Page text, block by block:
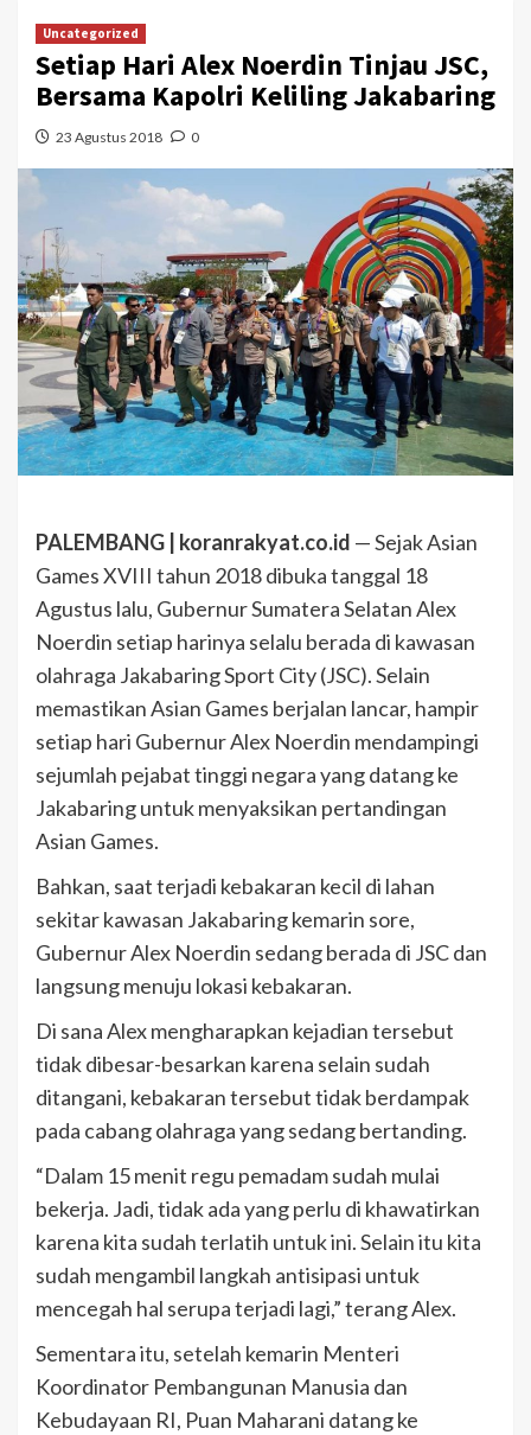
Uncategorized
Setiap Hari Alex Noerdin Tinjau JSC,
Bersama Kapolri Keliling Jakabaring
23 Agustus 2018 0
PALEMBANG | koranrakyat.co.id — Sejak Asian
Games XVIII tahun 2018 dibuka tanggal 18
Agustus lalu, Gubernur Sumatera Selatan Alex
Noerdin setiap harinya selalu berada di kawasan
olahraga Jakabaring Sport City (JSC). Selain
memastikan Asian Games berjalan lancar, hampir
setiap hari Gubernur Alex Noerdin mendampingi
sejumlah pejabat tinggi negara yang datang ke
Jakabaring untuk menyaksikan pertandingan
Asian Games.
Bahkan, saat terjadi kebakaran kecil di lahan
sekitar kawasan Jakabaring kemarin sore,
Gubernur Alex Noerdin sedang berada di JSC dan
langsung menuju lokasi kebakaran.
Di sana Alex mengharapkan kejadian tersebut
tidak dibesar-besarkan karena selain sudah
ditangani, kebakaran tersebut tidak berdampak
pada cabang olahraga yang sedang bertanding.
“Dalam 15 menit regu pemadam sudah mulai
bekerja. Jadi, tidak ada yang perlu di khawatirkan
karena kita sudah terlatih untuk ini. Selain itu kita
sudah mengambil langkah antisipasi untuk
mencegah hal serupa terjadi lagi,” terang Alex.
Sementara itu, setelah kemarin Menteri
Koordinator Pembangunan Manusia dan
Kebudayaan RI, Puan Maharani datang ke